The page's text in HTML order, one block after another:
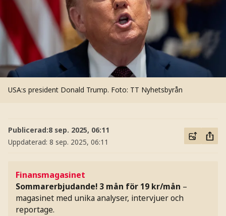
USA:s president Donald Trump. Foto: TT Nyhetsbyrån
Publicerad:8 sep. 2025, 06:11
Uppdaterad: 8 sep. 2025, 06:11
Finansmagasinet
Sommarerbjudande! 3 mån för 19 kr/mån –
magasinet med unika analyser, intervjuer och
reportage.